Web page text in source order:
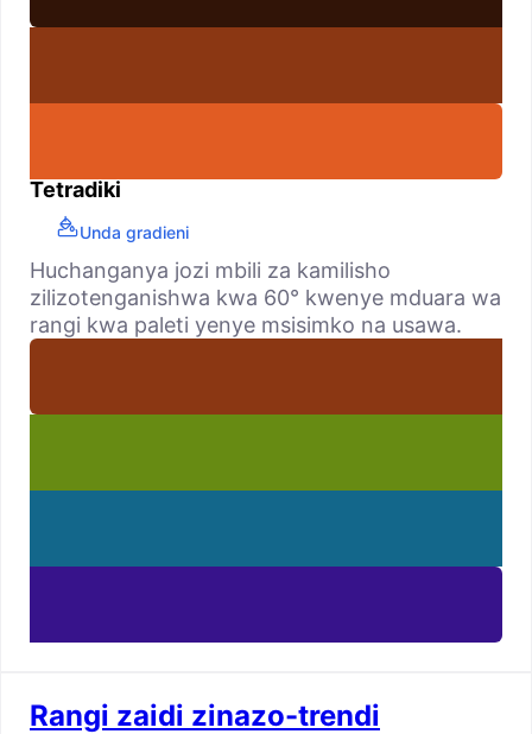
Tetradiki
Unda gradieni
Huchanganya jozi mbili za kamilisho
zilizotenganishwa kwa 60° kwenye mduara wa
rangi kwa paleti yenye msisimko na usawa.
Rangi zaidi zinazo-trendi